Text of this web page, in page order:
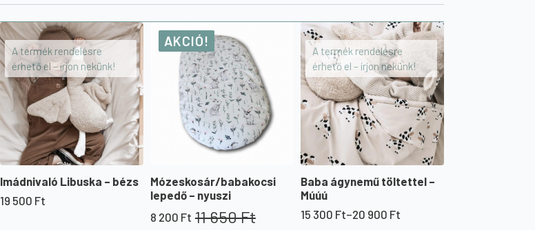
A termék rendelésre
érhető el – írjon nekünk!
Imádnivaló Libuska – bézs
19 500 Ft
AKCIÓ!
Mózeskosár/babakocsi
lepedő – nyuszi
11 650Ft
Original
8 200 Ft
Current
A termék rendelésre
érhető el – írjon nekünk!
Baba ágynemű töltettel –
Múúú
15 300 Ft–20 900 Ft
Ártartomány: